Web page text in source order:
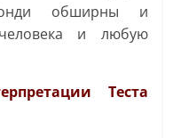
обширны и
и любую
Теста